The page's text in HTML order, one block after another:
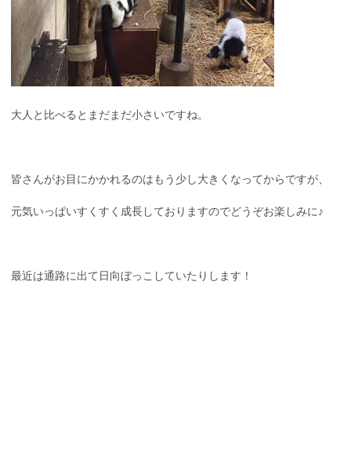
大人と比べるとまだまだ小さいですね。
皆さんがお目にかかれるのはもう少し大きくなってからですが、
元気いっぱいすくすく成長しておりますのでどうぞお楽しみに♪
最近は通路に出て日向ぼっこしていたりします！